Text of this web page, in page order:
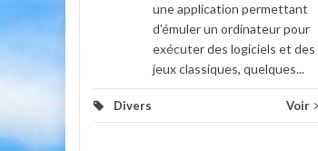
une application permettant
d'émuler un ordinateur pour
exécuter des logiciels et des
jeux classiques, quelques...
Divers Voir